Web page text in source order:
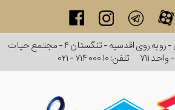
آدرس: تهران - خ پاسداران - رو به روی اقدسیه - تنگستان ۴ - مجتمع حیات
تلفن:۰۲۱ - ۷۱۴ ۰۰۰ ۱۰